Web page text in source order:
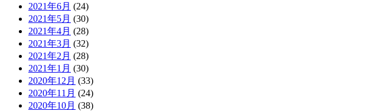
2021年6月 (24)
2021年5月 (30)
2021年4月 (28)
2021年3月 (32)
2021年2月 (28)
2021年1月 (30)
2020年12月 (33)
2020年11月 (24)
2020年10月 (38)